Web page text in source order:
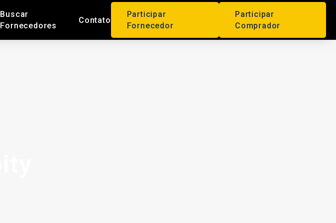
Buscar
Fornecedores
Contato
Participar
Fornecedor
Participar
Comprador